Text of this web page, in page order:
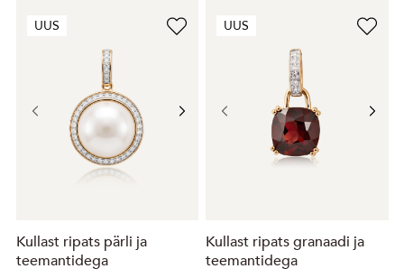
UUS
Kullast ripats pärli ja
teemantidega
UUS
Kullast ripats granaadi ja
teemantidega